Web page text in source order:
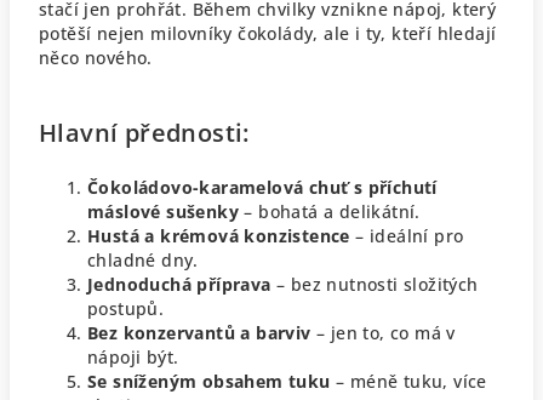
stačí jen prohřát. Během chvilky vznikne nápoj, který
potěší nejen milovníky čokolády, ale i ty, kteří hledají
něco nového.
Hlavní přednosti:
Čokoládovo-karamelová chuť s příchutí
máslové sušenky – bohatá a delikátní.
Hustá a krémová konzistence – ideální pro
chladné dny.
Jednoduchá příprava – bez nutnosti složitých
postupů.
Bez konzervantů a barviv – jen to, co má v
nápoji být.
Se sníženým obsahem tuku – méně tuku, více